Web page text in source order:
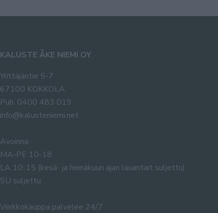
KALUSTE ÅKE NIEMI OY
Yrittäjäntie 5-7
67100 KOKKOLA
Puh. 0400 483 019
info@kalusteniemi.net
Avoinna:
MA-PE 10-18
LA 10-15 (kesä- ja heinäkuun ajan lauantait suljettu)
SU suljettu
Verkkokauppa palvelee 24/7